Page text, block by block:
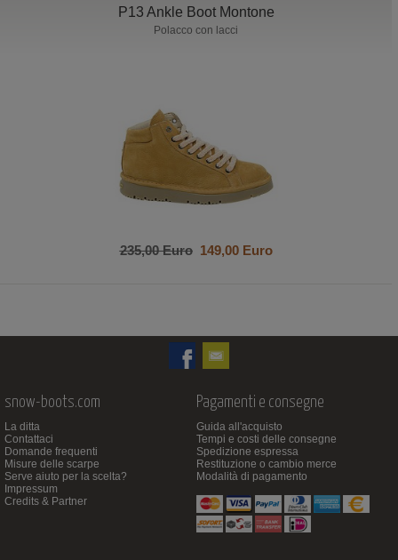
P13 Ankle Boot Montone
Polacco con lacci
235,00 Euro149,00 Euro
snow-boots.com
La ditta
Contattaci
Domande frequenti
Misure delle scarpe
Serve aiuto per la scelta?
Impressum
Credits & Partner
Pagamenti e consegne
Guida all'acquisto
Tempi e costi delle consegne
Spedizione espressa
Restituzione o cambio merce
Modalità di pagamento